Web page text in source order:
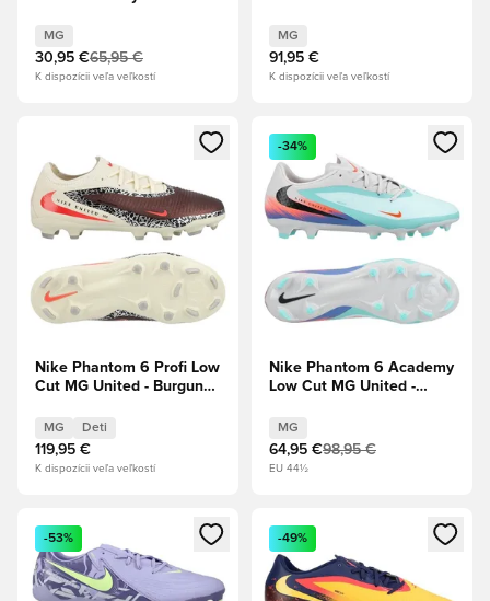
Čierna/Total Crimson
MG
30,95 €65,95 €
K dispozícii veľa veľkostí
MG
91,95 €
K dispozícii veľa veľkostí
Otvorí modál na prihlásenie alebo registráciu ako člen
Nike Phantom 6 Profi Low
Cut MG United - Burgundy
Red/Fossil Deti
MG Deti
119,95 €
K dispozícii veľa veľkostí
Otvorí modál na prihlásenie
-34%
Nike Phantom 6 Academy
Low Cut MG United -
oranžová
MG
64,95 €98,95 €
EU 44½
Otvorí modál na prihlásenie alebo registráciu ako člen
-53%
Otvorí modál na prihlásenie
-49%